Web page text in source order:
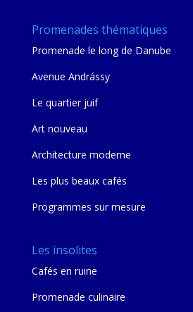
Promenades thématiques
Promenade le long de Danube
Avenue Andrássy
Le quartier juif
Art nouveau
Architecture moderne
Les plus beaux cafés
Programmes sur mesure
Les insolites
Cafés en ruine
Promenade culinaire